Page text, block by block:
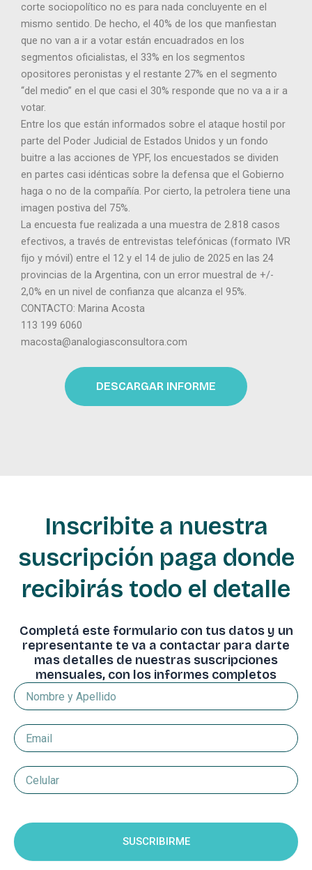
corte sociopolítico no es para nada concluyente en el
mismo sentido. De hecho, el 40% de los que manfiestan
que no van a ir a votar están encuadrados en los
segmentos oficialistas, el 33% en los segmentos
opositores peronistas y el restante 27% en el segmento
“del medio” en el que casi el 30% responde que no va a ir a
votar.
Entre los que están informados sobre el ataque hostil por
parte del Poder Judicial de Estados Unidos y un fondo
buitre a las acciones de YPF, los encuestados se dividen
en partes casi idénticas sobre la defensa que el Gobierno
haga o no de la compañía. Por cierto, la petrolera tiene una
imagen postiva del 75%.
La encuesta fue realizada a una muestra de 2.818 casos
efectivos, a través de entrevistas telefónicas (formato IVR
fijo y móvil) entre el 12 y el 14 de julio de 2025 en las 24
provincias de la Argentina, con un error muestral de +/-
2,0% en un nivel de confianza que alcanza el 95%.
CONTACTO: Marina Acosta
113 199 6060
macosta@analogiasconsultora.com
DESCARGAR INFORME
Inscribite a nuestra
suscripción paga donde
recibirás todo el detalle
Completá este formulario con tus datos y un
representante te va a contactar para darte
mas detalles de nuestras suscripciones
mensuales, con los informes completos
Nombre
y
Email
Celular
SUSCRIBIRME